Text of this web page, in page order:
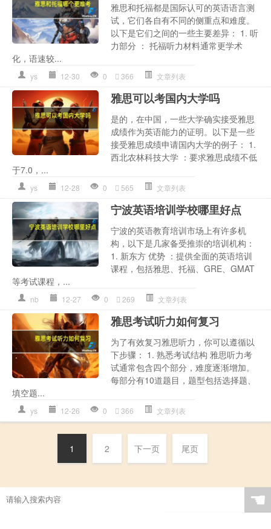
雅思和托福都是国际认可的英语语言测
试，它们各自有不同的侧重点和难度。
以下是它们之间的一些主要差异： 1. 听
力部分 ： 托福听力材料通常更学术
化，语速较...
ys 12-30 0 366 文章列表
雅思可以考国内大学吗
是的，在中国，一些大学确实接受雅思
成绩作为英语能力的证明。以下是一些
接受雅思成绩申请国内大学的例子： 1.
西北农林科技大学 ：要求雅思成绩不低
于7.0，...
ys 12-28 0 565 文章列表
宁波英语培训学校哪里好点
宁波的英语教育培训市场上有许多机
构，以下是几家备受推崇的培训机构：
1. 新东方 优势 ：提供全面的英语培训
课程，包括雅思、托福、GRE、GMAT
等考试课程，...
nb 12-27 0 269 文章列表
雅思考试听力如何复习
为了有效复习雅思听力，你可以遵循以
下步骤： 1. 熟悉考试结构 雅思听力考
试通常包含四个部分，难度逐渐增加。
每部分有10道题目，题型包括选择题、
填空题...
ys 12-26 0 366 文章列表
1 2 下一页 尾页
☚